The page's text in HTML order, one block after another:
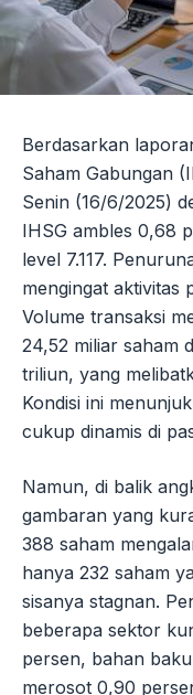
Berdasarkan
Saham Gabungan
Senin (16/6/2025)
IHSG ambles 0,68
level 7.117.
mengingat aktivitas
Volume transaksi
24,52 miliar saham
triliun, yang
Kondisi ini
cukup dinamis di
Namun, di balik
gambaran yang
388 saham
hanya 232 saham
sisanya stagnan.
beberapa sektor
persen, bahan
merosot 0,90